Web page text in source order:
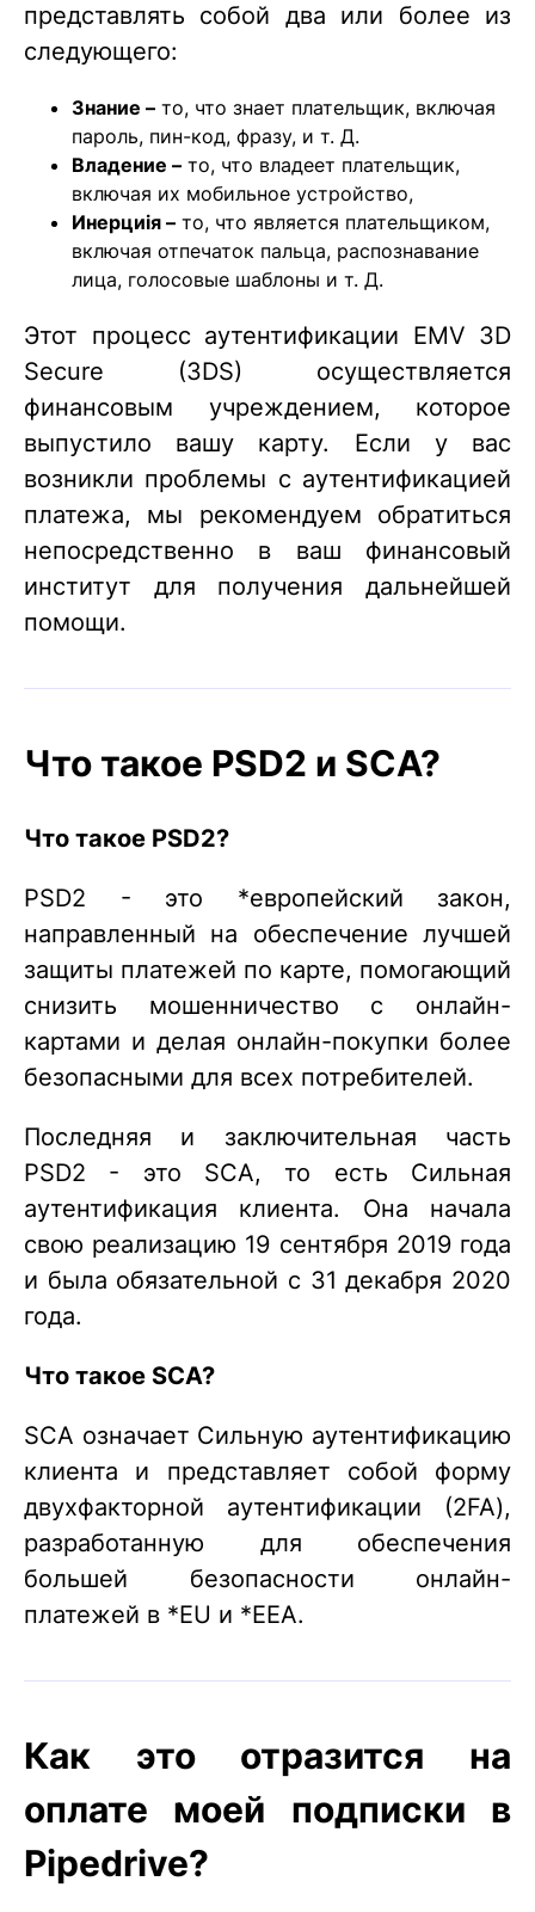
представлять собой два или более из
следующего:
Знание – то, что знает плательщик, включая
пароль, пин-код, фразу, и т. Д.
Владение – то, что владеет плательщик,
включая их мобильное устройство,
Инерциiя – то, что является плательщиком,
включая отпечаток пальца, распознавание
лица, голосовые шаблоны и т. Д.
Этот процесс аутентификации EMV 3D
Secure (3DS) осуществляется
финансовым учреждением, которое
выпустило вашу карту. Если у вас
возникли проблемы с аутентификацией
платежа, мы рекомендуем обратиться
непосредственно в ваш финансовый
институт для получения дальнейшей
помощи.
Что такое PSD2 и SCA?
Что такое PSD2?
PSD2 - это *европейский закон,
направленный на обеспечение лучшей
защиты платежей по карте, помогающий
снизить мошенничество с онлайн-
картами и делая онлайн-покупки более
безопасными для всех потребителей.
Последняя и заключительная часть
PSD2 - это SCA, то есть Сильная
аутентификация клиента. Она начала
свою реализацию 19 сентября 2019 года
и была обязательной с 31 декабря 2020
года.
Что такое SCA?
SCA означает Сильную аутентификацию
клиента и представляет собой форму
двухфакторной аутентификации (2FA),
разработанную для обеспечения
большей безопасности онлайн-
платежей в *EU и *EEA.
Как это отразится на
оплате моей подписки в
Pipedrive?